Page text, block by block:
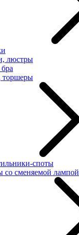
люстры
торшеры
споты
со сменяемой лампой